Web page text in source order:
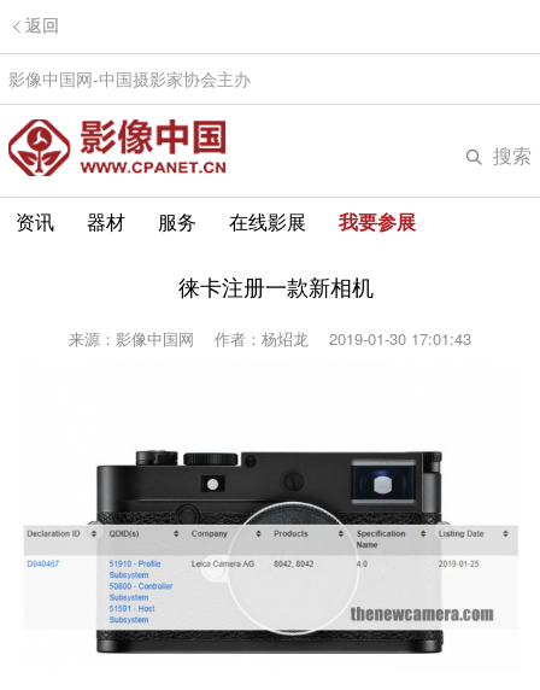
返回
影像中国网-中国摄影家协会主办
搜索
资讯 器材 服务 在线影展 我要参展
徕卡注册一款新相机
来源：影像中国网 作者：杨炤龙 2019-01-30 17:01:43